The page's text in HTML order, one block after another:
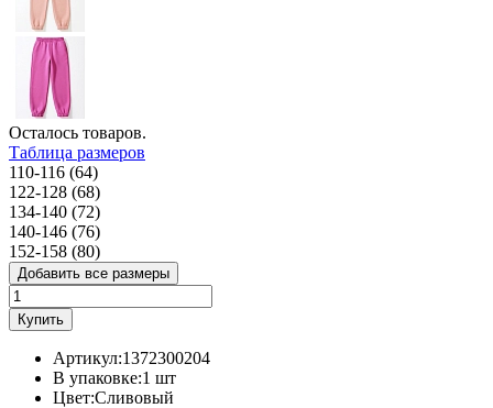
Осталось товаров.
Таблица размеров
110-116 (64)
122-128 (68)
134-140 (72)
140-146 (76)
152-158 (80)
Добавить все размеры
Купить
Артикул:1372300204
В упаковке:1 шт
Цвет:Сливовый